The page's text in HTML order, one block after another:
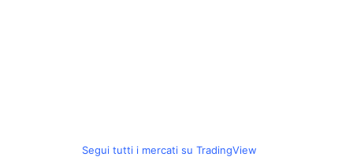
Segui tutti i mercati su TradingView